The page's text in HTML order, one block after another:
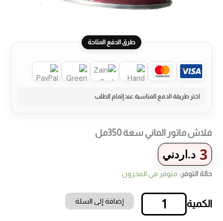
طرق الدفع المتاحة
فلاش ماتور الماني سعة 350مل
3 د.اردني
حالة التوفر: متوفر في المخزون
كمية
إضافة إلى السلة